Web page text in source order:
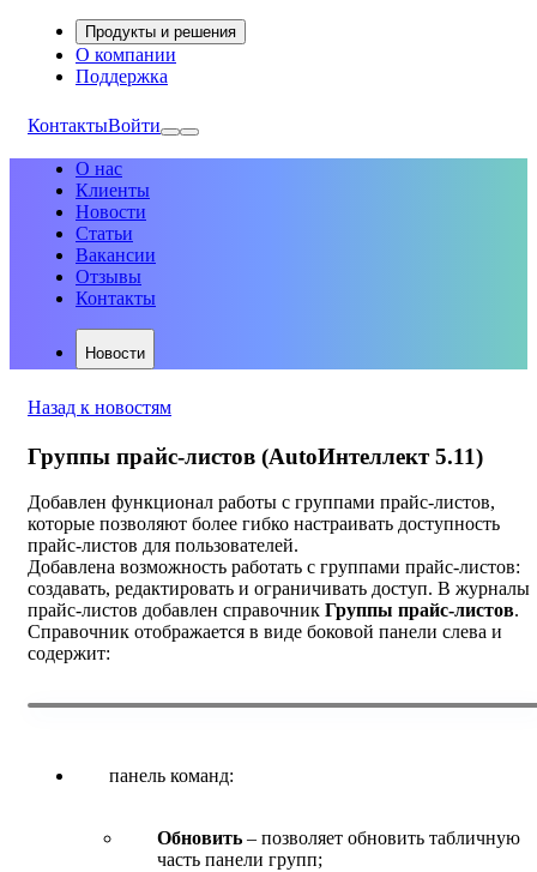
Продукты и решения
О компании
Поддержка
КонтактыВойти
О нас
Клиенты
Новости
Статьи
Вакансии
Отзывы
Контакты
Новости
Назад к новостям
Группы прайс-листов (AutoИнтеллект 5.11)
Добавлен функционал работы с группами прайс-листов,
которые позволяют более гибко настраивать доступность
прайс-листов для пользователей.
Добавлена возможность работать с группами прайс-листов:
создавать, редактировать и ограничивать доступ. В журналы
прайс-листов добавлен справочник Группы прайс-листов.
Справочник отображается в виде боковой панели слева и
содержит:
панель команд:
Обновить – позволяет обновить табличную
часть панели групп;